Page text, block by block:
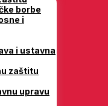
borbe
i
i ustavna
zaštitu
upravu